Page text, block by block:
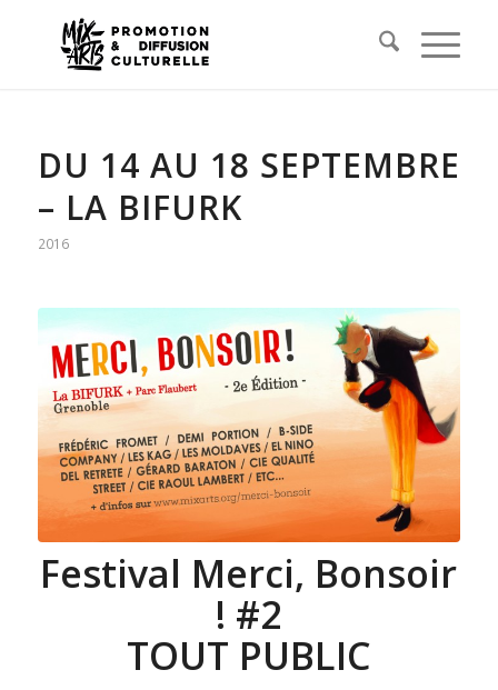
DU 14 AU 18 SEPTEMBRE
– LA BIFURK
2016
Festival Merci, Bonsoir
! #2
TOUT PUBLIC